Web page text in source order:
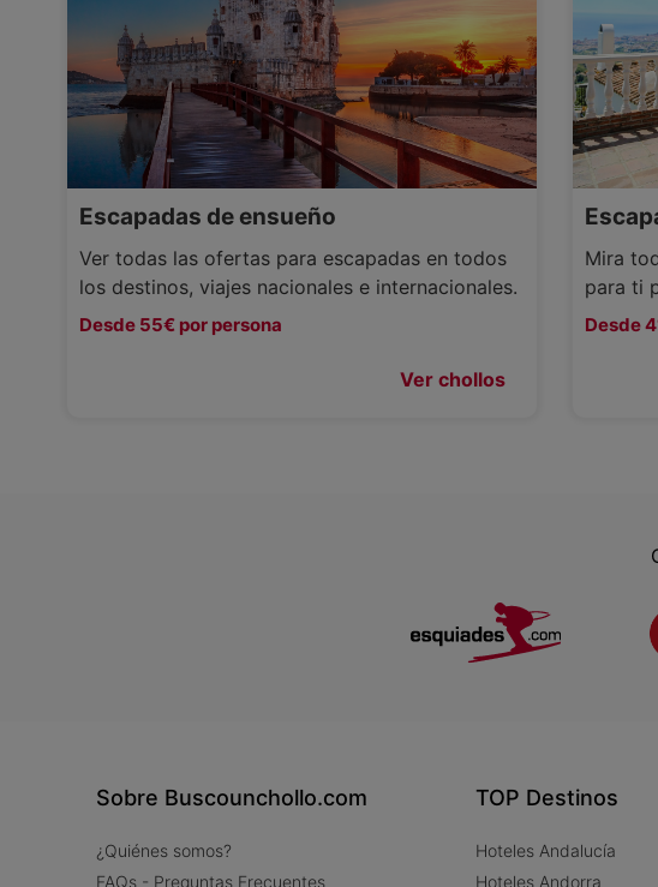
Escapadas de ensueño
Ver todas las ofertas para escapadas en todos
los destinos, viajes nacionales e internacionales.
Desde 55€ por persona
Ver chollos
Mira
para ti
Desde
Sobre Buscounchollo.com
¿Quiénes somos?
FAQs - Preguntas Frecuentes
TOP Destinos
Hoteles Andalucía
Hoteles Andorra